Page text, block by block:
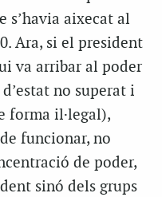
aixecat al
Ara, si el president
va arribar al poder
no superat i
forma il·legal),
funcionar, no
de poder,
sinó dels grups